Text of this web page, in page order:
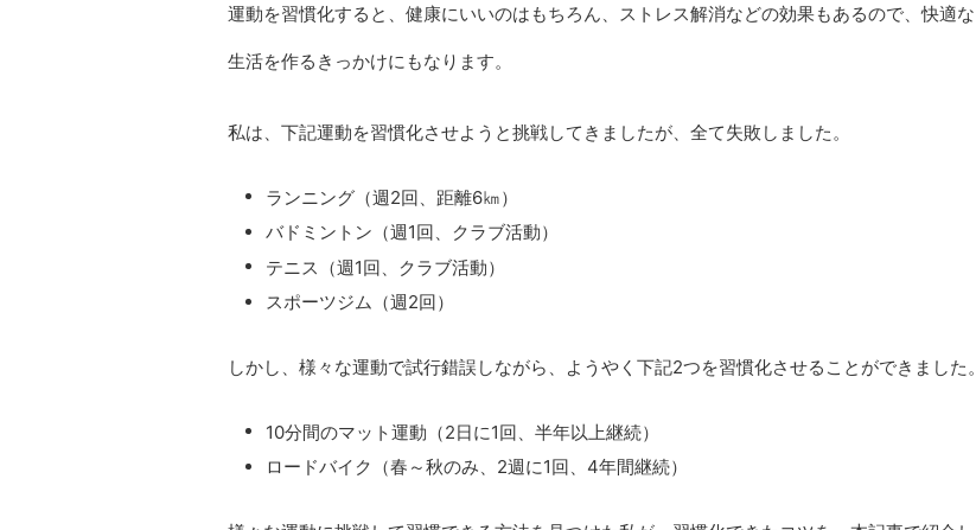
運動を習慣化すると、健康にいいのはもちろん、ストレス解消などの効果もあるので、快適な
生活を作るきっかけにもなります。
私は、下記運動を習慣化させようと挑戦してきましたが、全て失敗しました。
ランニング（週2回、距離6㎞）
バドミントン（週1回、クラブ活動）
テニス（週1回、クラブ活動）
スポーツジム（週2回）
しかし、様々な運動で試行錯誤しながら、ようやく下記2つを習慣化させることができました。
10分間のマット運動（2日に1回、半年以上継続）
ロードバイク（春～秋のみ、2週に1回、4年間継続）